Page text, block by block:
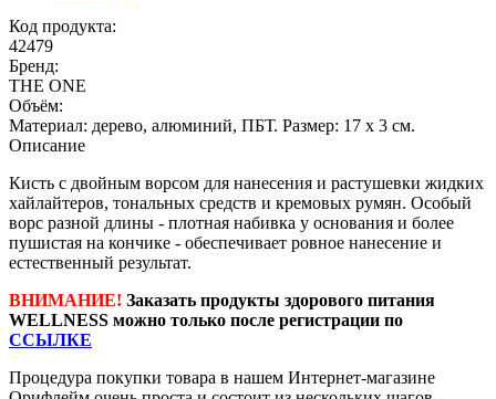
Код продукта:
42479
Бренд:
THE ONE
Объём:
Материал: дерево, алюминий, ПБТ. Размер: 17 х 3 см.
Описание
Кисть с двойным ворсом для нанесения и растушевки жидких
хайлайтеров, тональных средств и кремовых румян. Особый
ворс разной длины - плотная набивка у основания и более
пушистая на кончике - обеспечивает ровное нанесение и
естественный результат.
ВНИМАНИЕ! Заказать продукты здорового питания
WELLNESS можно только после регистрации по
ССЫЛКЕ
Процедура покупки товара в нашем Интернет-магазине